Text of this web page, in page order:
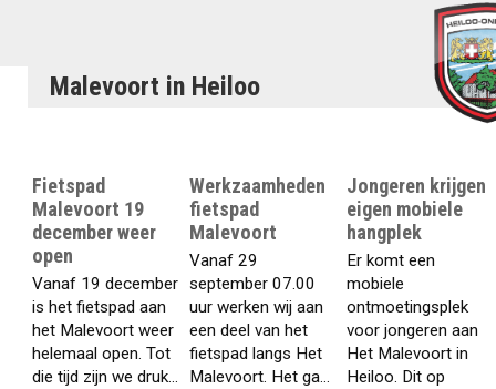
Malevoort in Heiloo
Fietspad
Malevoort 19
december weer
open
Vanaf 19 december
is het fietspad aan
het Malevoort weer
helemaal open. Tot
die tijd zijn we druk...
Werkzaamheden
fietspad
Malevoort
Vanaf 29
september 07.00
uur werken wij aan
een deel van het
fietspad langs Het
Malevoort. Het ga...
Jongeren krijgen
eigen mobiele
hangplek
Er komt een
mobiele
ontmoetingsplek
voor jongeren aan
Het Malevoort in
Heiloo. Dit op